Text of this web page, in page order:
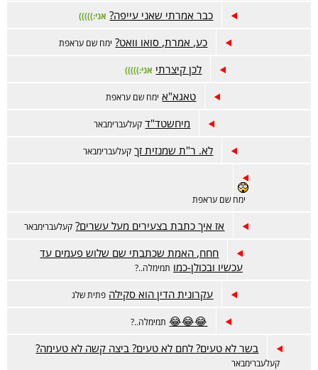
כבר אמרתי שאני עייפה? אני:)))))
כע, אמרת, סואו וואט? ימח שם עראפת
לכן קיצרתי אני:)))))
טאגא"א ימח שם עראפת
מיחשטד"ד קעלעברימבאר
לא. ר"ת שמנזית זך קעלעברימבאר
ימח שם עראפת
אז איך כתבת בצעירים מעל עשרים? קעלעברימבאר
חחח, האמת שכתבתי שם שלוש פעמים עד
עכשיו ובכולן-כמו תמימלה..?
עקרונית הדין הוא סקילה פתית שלג
😂😂😂 תמימלה..?
בשר לא טעים? לחם לא טעים? ביצה קשה לא טעימה?
קעלעברימבאר